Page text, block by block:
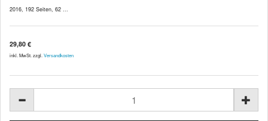
2016, 192 Seiten, 62 ...
29,80 €
inkl. MwSt. zzgl. Versandkosten